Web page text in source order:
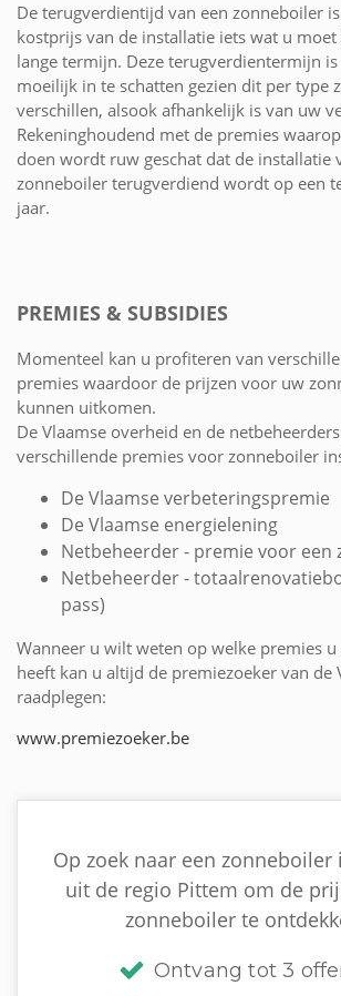
De terugverdientijd van een zonneboiler
kostprijs van de installatie iets wat u
lange termijn. Deze terugverdientermijn
moeilijk in te schatten gezien dit per type
verschillen, alsook afhankelijk is van uw
Rekeninghoudend met de premies
doen wordt ruw geschat dat de installatie
zonneboiler terugverdiend wordt op een
jaar.
PREMIES & SUBSIDIES
Momenteel kan u profiteren van
premies waardoor de prijzen voor uw
kunnen uitkomen.
De Vlaamse overheid en de
verschillende premies voor zonneboiler
De Vlaamse verbeteringspremie
De Vlaamse energielening
Netbeheerder - premie voor een
Netbeheerder -
pass)
Wanneer u wilt weten op welke premies
heeft kan u altijd de premiezoeker van de
raadplegen:
www.premiezoeker.be
Op zoek naar een
uit de regio Pittem om de
zonneboiler te
Ontvang tot 3